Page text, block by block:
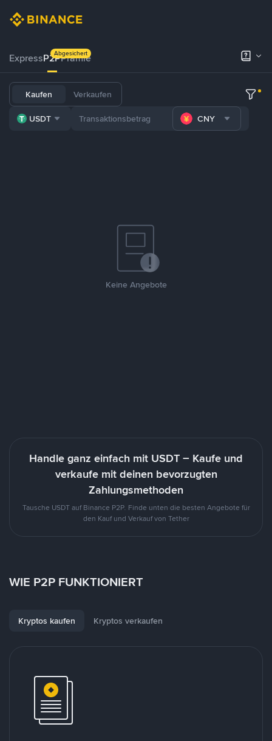
ExpressP2PPrämie
Abgesichert
Kaufen Verkaufen
USDT CNY
Keine Angebote
Handle ganz einfach mit USDT – Kaufe und
verkaufe mit deinen bevorzugten
Zahlungsmethoden
Tausche USDT auf Binance P2P. Finde unten die besten Angebote für
den Kauf und Verkauf von Tether
WIE P2P FUNKTIONIERT
Kryptos kaufen Kryptos verkaufen